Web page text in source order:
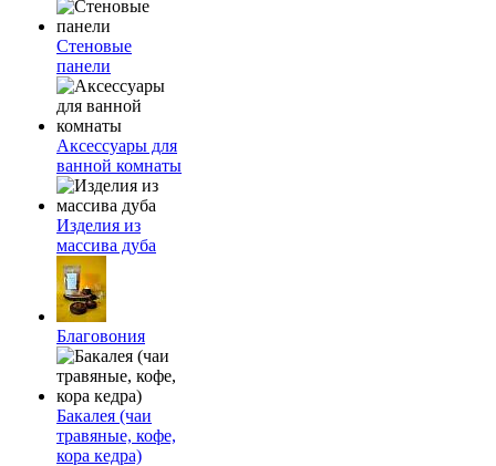
Стеновые
панели
Аксессуары для
ванной комнаты
Изделия из
массива дуба
Благовония
Бакалея (чаи
травяные, кофе,
кора кедра)